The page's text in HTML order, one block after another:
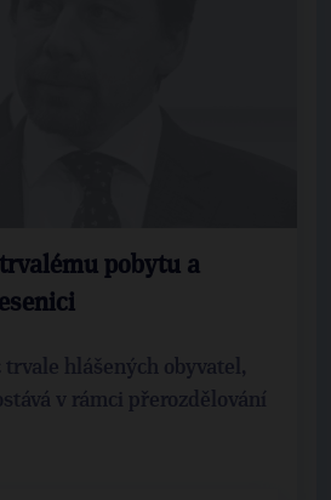
pobytu a
trvale hlášených obyvatel,
v rámci přerozdělování